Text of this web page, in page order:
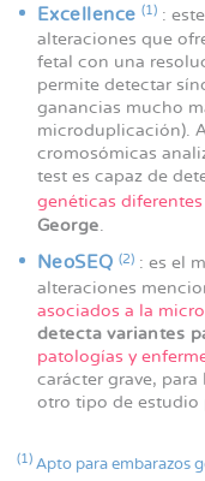
Excellence (1):
alteraciones que
fetal con una
permite detectar
ganancias mucho
microduplicación).
cromosómicas
test es capaz de
genéticas diferentes
George.
NeoSEQ (2): es el
alteraciones
asociados a la
detecta variantes
patologías y
carácter grave,
otro tipo de estudio
(1) Apto para embarazos